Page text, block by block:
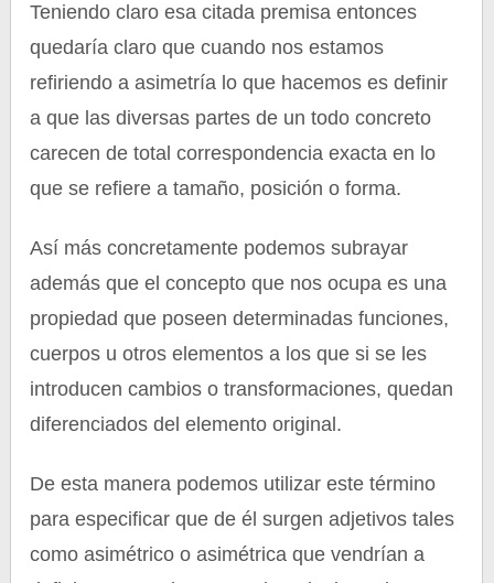
Teniendo claro esa citada premisa entonces
quedaría claro que cuando nos estamos
refiriendo a asimetría lo que hacemos es definir
a que las diversas partes de un todo concreto
carecen de total correspondencia exacta en lo
que se refiere a tamaño, posición o forma.
Así más concretamente podemos subrayar
además que el concepto que nos ocupa es una
propiedad que poseen determinadas funciones,
cuerpos u otros elementos a los que si se les
introducen cambios o transformaciones, quedan
diferenciados del elemento original.
De esta manera podemos utilizar este término
para especificar que de él surgen adjetivos tales
como asimétrico o asimétrica que vendrían a